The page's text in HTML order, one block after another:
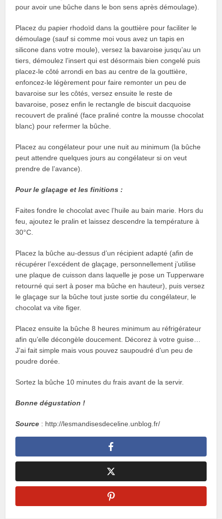
pour avoir une bûche dans le bon sens après démoulage).
Placez du papier rhodoïd dans la gouttière pour faciliter le
démoulage (sauf si comme moi vous avez un tapis en
silicone dans votre moule), versez la bavaroise jusqu’au un
tiers, démoulez l’insert qui est désormais bien congelé puis
placez-le côté arrondi en bas au centre de la gouttière,
enfoncez-le légèrement pour faire remonter un peu de
bavaroise sur les côtés, versez ensuite le reste de
bavaroise, posez enfin le rectangle de biscuit dacquoise
recouvert de praliné (face praliné contre la mousse chocolat
blanc) pour refermer la bûche.
Placez au congélateur pour une nuit au minimum (la bûche
peut attendre quelques jours au congélateur si on veut
prendre de l’avance).
Pour le glaçage et les finitions :
Faites fondre le chocolat avec l’huile au bain marie. Hors du
feu, ajoutez le pralin et laissez descendre la température à
30°C.
Placez la bûche au-dessus d’un récipient adapté (afin de
récupérer l’excédent de glaçage, personnellement j’utilise
une plaque de cuisson dans laquelle je pose un Tupperware
retourné qui sert à poser ma bûche en hauteur), puis versez
le glaçage sur la bûche tout juste sortie du congélateur, le
chocolat va vite figer.
Placez ensuite la bûche 8 heures minimum au réfrigérateur
afin qu’elle décongèle doucement. Décorez à votre guise…
J’ai fait simple mais vous pouvez saupoudré d’un peu de
poudre dorée.
Sortez la bûche 10 minutes du frais avant de la servir.
Bonne dégustation !
Source : http://lesmandisesdeceline.unblog.fr/